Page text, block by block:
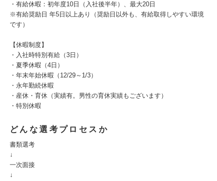
・有給休暇：初年度10日（入社後半年）、最大20日
※有給奨励日 年5日以上あり（奨励日以外も、有給取得しやすい環境
です）
【休暇制度】
・入社時特別有給（3日）
・夏季休暇（4日）
・年末年始休暇（12/29～1/3）
・永年勤続休暇
・産休・育休（実績有。男性の育休実績もございます）
・特別休暇
どんな選考プロセスか
書類選考
↓
一次面接
↓